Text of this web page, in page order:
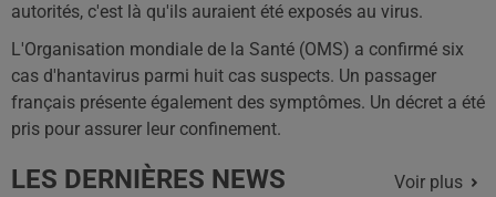
autorités, c'est là qu'ils auraient été exposés au virus.
L'Organisation mondiale de la Santé (OMS) a confirmé six
cas d'hantavirus parmi huit cas suspects. Un passager
français présente également des symptômes. Un décret a été
pris pour assurer leur confinement.
LES DERNIÈRES NEWS Voir plus